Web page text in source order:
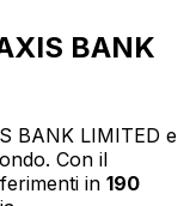
BANK
BANK LIMITED e
Con il
in 190